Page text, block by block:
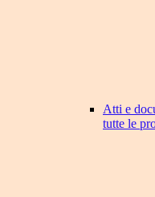
Atti e
tutte le